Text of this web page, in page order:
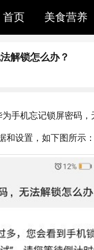
首页 美食营养
解锁怎么办？
手机忘记锁屏密码
和设置，如下图所示：